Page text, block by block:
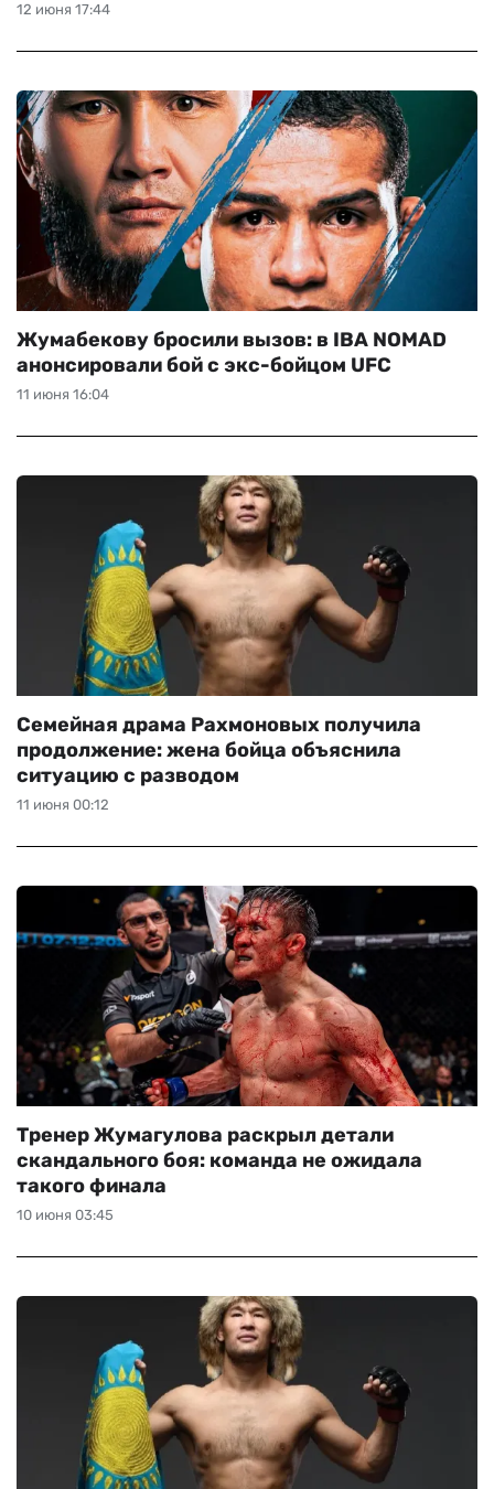
12 июня 17:44
11 июня 16:04
Жумабекову бросили вызов: в IBA NOMAD
анонсировали бой с экс-бойцом UFC
11 июня 00:12
Семейная драма Рахмоновых получила
продолжение: жена бойца объяснила
ситуацию с разводом
10 июня 03:45
Тренер Жумагулова раскрыл детали
скандального боя: команда не ожидала
такого финала